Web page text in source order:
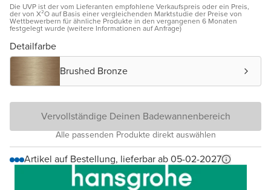
Die UVP ist der vom Lieferanten empfohlene Verkaufspreis oder ein Preis,
der von X²O auf Basis einer vergleichenden Marktstudie der Preise von
Wettbewerbern für ähnliche Produkte in den vergangenen 6 Monaten
festgelegt wurde (weitere Informationen auf Anfrage)
Detailfarbe
Brushed Bronze
Vervollständige Deinen Badewannenbereich
Alle passenden Produkte direkt auswählen
Artikel auf Bestellung, lieferbar ab 05-02-2027